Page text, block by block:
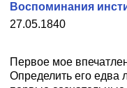
27.05.1840
Воспоминания
Первое мое
Определить его едва